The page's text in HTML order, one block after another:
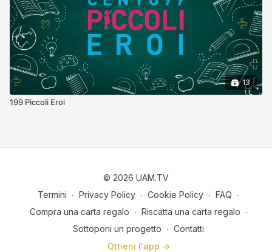
13
199 Piccoli Eroi
© 2026 UAM.TV
Termini ∙ Privacy Policy ∙ Cookie Policy ∙ FAQ ∙
Compra una carta regalo ∙ Riscatta una carta regalo ∙
Sottoponi un progetto ∙ Contatti
Ottieni l'app ->